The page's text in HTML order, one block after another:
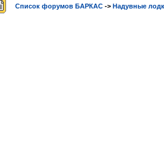
Список форумов БАРКАС -> Надувные